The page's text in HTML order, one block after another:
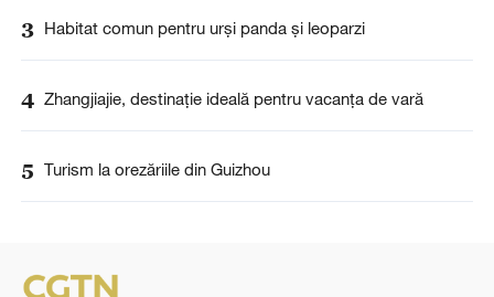
3 Habitat comun pentru urși panda și leoparzi
4 Zhangjiajie, destinație ideală pentru vacanța de vară
5 Turism la orezăriile din Guizhou